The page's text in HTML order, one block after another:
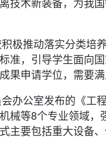
极推动落实分类培
，引导学生面向
果申请学位，需要满
办公室发布的《工
械等8个专业领域
主要包括重大设备